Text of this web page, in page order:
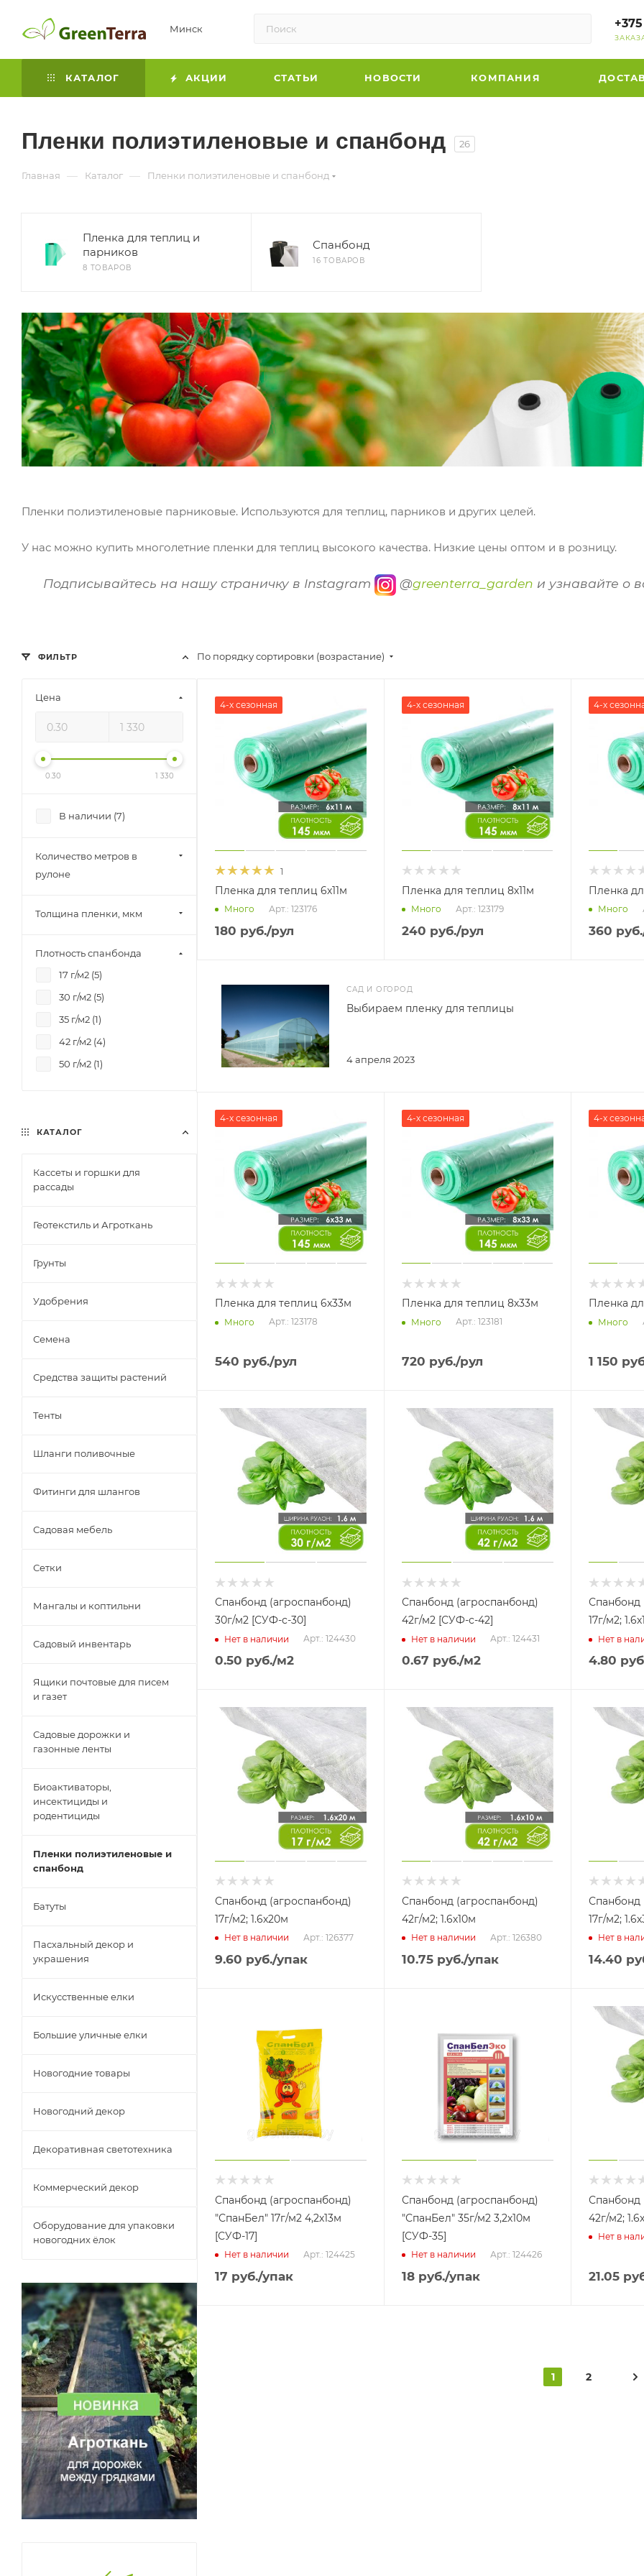
Минск
КАТАЛОГ АКЦИИ СТАТЬИ НОВОСТИ КОМПАНИЯ
Пленки полиэтиленовые и спанбонд 26
Главная — Каталог — Пленки полиэтиленовые и спанбонд
Пленка для теплиц и
парников
8 ТОВАРОВ
Спанбонд
16 ТОВАРОВ
Пленки полиэтиленовые парниковые. Используются для теплиц, парников и других целей.
У нас можно купить многолетние пленки для теплиц высокого качества. Низкие цены оптом и в розницу.
Подписывайтесь на нашу страничку в Instagram @greenterra_garden и узнавайте о
По порядку сортировки (возрастание)
4-х сезонная
1
Пленка для теплиц 6х11м
Много Арт.: 123176
180 руб./рул
4-х сезонная
Пленка для теплиц 8х11м
Много Арт.: 123179
240 руб./рул
4-х
Пленка
Много
360 руб.
САД И ОГОРОД
4 апреля 2023
Выбираем пленку для теплицы
4-х сезонная
Пленка для теплиц 6х33м
Много Арт.: 123178
540 руб./рул
4-х сезонная
Пленка для теплиц 8х33м
Много Арт.: 123181
720 руб./рул
4-х
Пленка
Много
1 150
Спанбонд (агроспанбонд)
30г/м2 [СУФ-с-30]
Нет в наличии Арт.: 124430
0.50 руб./м2
Спанбонд (агроспанбонд)
42г/м2 [СУФ-с-42]
Нет в наличии Арт.: 124431
0.67 руб./м2
Спанбонд
17г/м2;
Нет в
4.80
Спанбонд (агроспанбонд)
17г/м2; 1.6х20м
Нет в наличии Арт.: 126377
9.60 руб./упак
Спанбонд (агроспанбонд)
42г/м2; 1.6х10м
Нет в наличии Арт.: 126380
10.75руб./упак
Спанбонд
17г/м2;
Нет в
14.40
Спанбонд (агроспанбонд)
"СпанБел" 17г/м2 4,2х13м
[СУФ-17]
Нет в наличии Арт.: 124425
17 руб./упак
Спанбонд (агроспанбонд)
"СпанБел" 35г/м2 3,2х10м
[СУФ-35]
Нет в наличии Арт.: 124426
18руб./упак
Спанбонд
42г/м2;
Нет в
21.05
1 2
ФИЛЬТР
Цена
0.30 1 330
В наличии (7)
Количество метров в
рулоне
Толщина пленки, мкм
Плотность спанбонда
17 г/м2 (5)
30 г/м2 (5)
35 г/м2 (1)
42 г/м2 (4)
50 г/м2 (1)
КАТАЛОГ
Кассеты и горшки для
рассады
Геотекстиль и Агроткань
Грунты
Удобрения
Семена
Средства защиты растений
Тенты
Шланги поливочные
Фитинги для шлангов
Садовая мебель
Сетки
Мангалы и коптильни
Садовый инвентарь
Ящики почтовые для писем
и газет
Садовые дорожки и
газонные ленты
Биоактиваторы,
инсектициды и
родентициды
Пленки полиэтиленовые и
спанбонд
Батуты
Пасхальный декор и
украшения
Искусственные елки
Большие уличные елки
Новогодние товары
Новогодний декор
Декоративная светотехника
Коммерческий декор
Оборудование для упаковки
новогодних ёлок